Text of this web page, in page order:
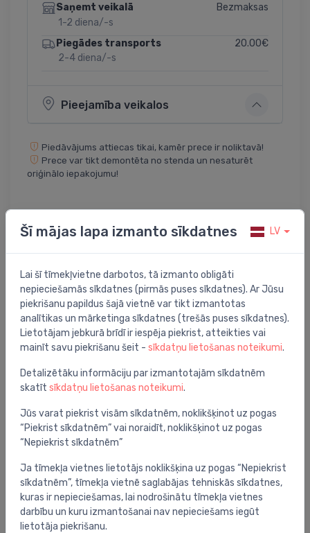
Saņemt veikalā
1-2 diena/-s
Bezmaksas
Piegādes transports
2-4 diena/-s
20.00€
Pieejamība veikalos
Piedāvājums attiecas tikai, kamēr prece ir noliktavā!
Prece var tikt demontēta no stenda un nesaturēt
oriģinālo iepakojumu!
Twitter Facebook
Preces apraksts
skalojamā kaste Meridian, pievads no apakšas, balta
Jums varētu arī interesēt
Šī mājas lapa izmanto sīkdatnes LV
Lai šī tīmekļvietne darbotos, tā izmanto obligāti
nepieciešamās sīkdatnes (pirmās puses sīkdatnes). Ar Jūsu
piekrišanu papildus šajā vietnē var tikt izmantotas
analītikas un mārketinga sīkdatnes (trešās puses sīkdatnes).
Lietotājam jebkurā brīdī ir iespēja piekrist, atteikties vai
mainīt savu piekrišanu šeit - sīkdatņu lietošanas noteikumi.
Detalizētāku informāciju par izmantotajām sīkdatnēm
skatīt sīkdatņu lietošanas noteikumi.
Jūs varat piekrist visām sīkdatnēm, noklikšķinot uz pogas
“Piekrist sīkdatnēm” vai noraidīt, noklikšķinot uz pogas
“Nepiekrist sīkdatnēm”
Ja tīmekļa vietnes lietotājs noklikšķina uz pogas “Nepiekrist
sīkdatnēm”, tīmekļa vietnē saglabājas tehniskās sīkdatnes,
kuras ir nepieciešamas, lai nodrošinātu tīmekļa vietnes
darbību un kuru izmantošanai nav nepieciešams iegūt
lietotāja piekrišanu.